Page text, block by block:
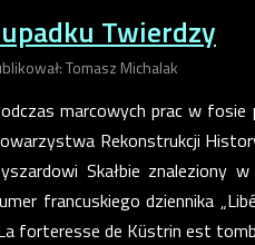
Twierdzy
Tomasz Michalak
marcowych prac w fosie
Rekonstrukcji
Skałbie znaleziony
francuskiego dziennika
forteresse de Küstrin est